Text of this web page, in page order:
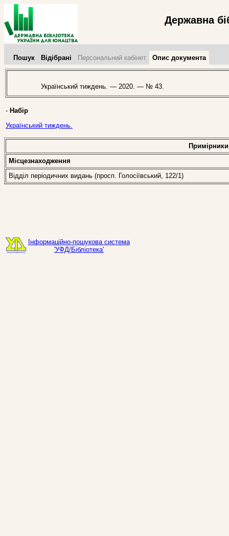
Державна
Пошук Відібрані Персональний кабінет Опис документа
Український тиждень. — 2020. — № 43.
- Набір
Український тиждень.
Примірники
Місцезнаходження
Відділ періодичних видань (просп. Голосіївський, 122/1)
Інформаційно-пошукова система
'УФД/Бібліотека'